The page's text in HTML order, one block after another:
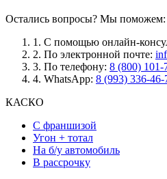
Остались вопросы? Мы поможем:
1. С помощью онлайн-
2. По электронной почте:
3. По телефону: 8 (800) 101-
4. WhatsApp: 8 (993) 336-46-
КАСКО
С франшизой
Угон + тотал
На б/у автомобиль
В рассрочку